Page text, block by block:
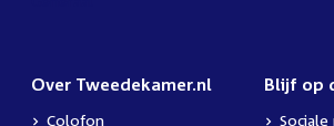
Over Tweedekamer.nl
Colofon
Blijf op
Sociale